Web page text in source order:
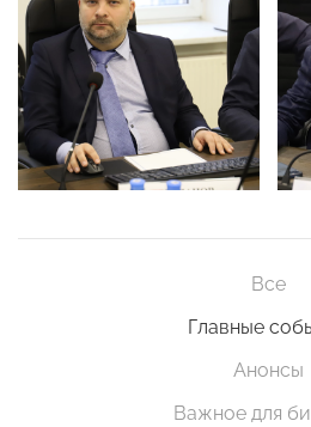
Все
Главные
Анонсы
Важное для